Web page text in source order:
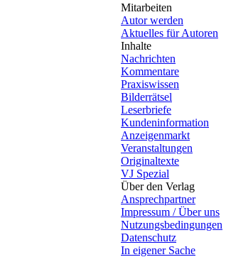
Mitarbeiten
Autor werden
Aktuelles für Autoren
Inhalte
Nachrichten
Kommentare
Praxiswissen
Bilderrätsel
Leserbriefe
Kundeninformation
Anzeigenmarkt
Veranstaltungen
Originaltexte
VJ Spezial
Über den Verlag
Ansprechpartner
Impressum / Über uns
Nutzungsbedingungen
Datenschutz
In eigener Sache